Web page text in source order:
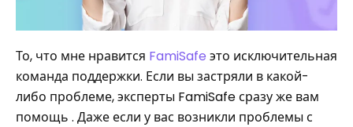
То, что мне нравится FamiSafe это исключительная
команда поддержки. Если вы застряли в какой-
либо проблеме, эксперты FamiSafe сразу же вам
помощь . Даже если у вас возникли проблемы с